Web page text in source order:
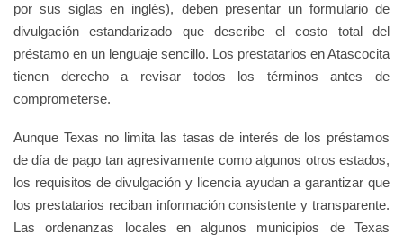
por sus siglas en inglés), deben presentar un formulario de
divulgación estandarizado que describe el costo total del
préstamo en un lenguaje sencillo. Los prestatarios en Atascocita
tienen derecho a revisar todos los términos antes de
comprometerse.
Aunque Texas no limita las tasas de interés de los préstamos
de día de pago tan agresivamente como algunos otros estados,
los requisitos de divulgación y licencia ayudan a garantizar que
los prestatarios reciban información consistente y transparente.
Las ordenanzas locales en algunos municipios de Texas